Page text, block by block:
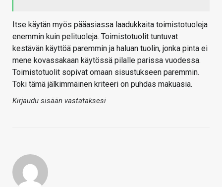
Itse käytän myös pääasiassa laadukkaita toimistotuoleja
enemmin kuin pelituoleja. Toimistotuolit tuntuvat
kestävän käyttöä paremmin ja haluan tuolin, jonka pinta ei
mene kovassakaan käytössä pilalle parissa vuodessa.
Toimistotuolit sopivat omaan sisustukseen paremmin.
Toki tämä jälkimmäinen kriteeri on puhdas makuasia.
Kirjaudu sisään vastataksesi